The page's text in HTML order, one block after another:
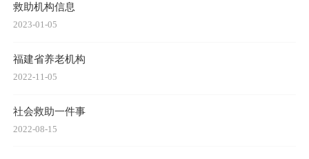
救助机构信息
2023-01-05
福建省养老机构
2022-11-05
社会救助一件事
2022-08-15